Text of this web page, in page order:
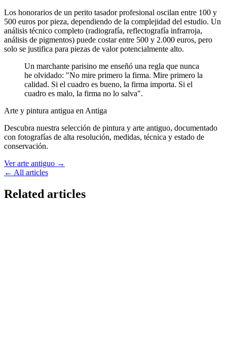
Los honorarios de un perito tasador profesional oscilan entre 100 y
500 euros por pieza, dependiendo de la complejidad del estudio. Un
análisis técnico completo (radiografía, reflectografía infrarroja,
análisis de pigmentos) puede costar entre 500 y 2.000 euros, pero
solo se justifica para piezas de valor potencialmente alto.
Un marchante parisino me enseñó una regla que nunca
he olvidado: "No mire primero la firma. Mire primero la
calidad. Si el cuadro es bueno, la firma importa. Si el
cuadro es malo, la firma no lo salva".
Arte y pintura antigua en Antiga
Descubra nuestra selección de pintura y arte antiguo, documentado
con fotografías de alta resolución, medidas, técnica y estado de
conservación.
Ver arte antiguo →
← All articles
Related articles